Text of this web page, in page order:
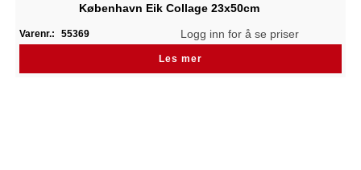
København Eik Collage 23x50cm
Varenr.: 55369 Logg inn for å se priser
Les mer